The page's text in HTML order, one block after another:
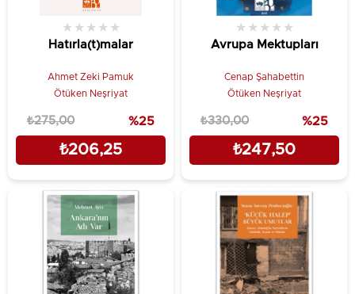
Hatırla(t)malar
★ ★ ★ ★ ★
Ahmet Zeki Pamuk
Ötüken Neşriyat
₺206,25
₺275,00 %25
Avrupa Mektupları
★ ★ ★ ★ ★
Cenap Şahabettin
Ötüken Neşriyat
₺247,50
₺330,00 %25